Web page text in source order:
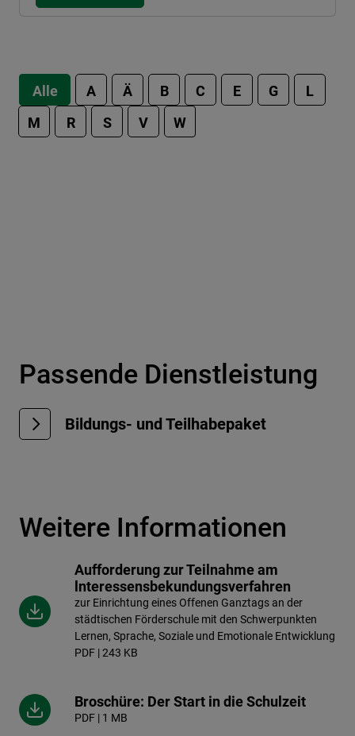
Alle A Ä B C E G
L
M
R S V W
Passende Dienstleistung
Bildungs- und Teilhabepaket
Weitere Informationen
Aufforderung zur Teilnahme am
lnteressensbekundungsverfahren
zur Einrichtung eines Offenen Ganztags an der
städtischen Förderschule mit den Schwerpunkten
Lernen, Sprache, Soziale und Emotionale Entwicklung
PDF | 243 KB
Broschüre: Der Start in die Schulzeit
PDF | 1 MB